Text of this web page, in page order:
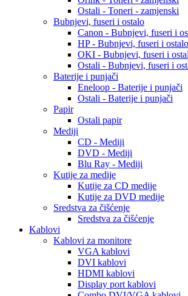
Ostali - Toneri - zamjenski
Bubnjevi, fuseri i ostalo
Canon - Bubnjevi, fuseri i
HP - Bubnjevi, fuseri i ostalo
OKI - Bubnjevi, fuseri i
Ostali - Bubnjevi, fuseri i
Baterije i punjači
Eneloop - Baterije i punjači
Ostali - Baterije i punjači
Papir
Ostali papir
Mediji
CD - Mediji
DVD - Mediji
Blu Ray - Mediji
Kutije za medije
Kutije za CD medije
Kutije za DVD medije
Sredstva za čišćenje
Sredstva za čišćenje
Kablovi
Kablovi za monitore
VGA kablovi
DVI kablovi
HDMI kablovi
Display port kablovi